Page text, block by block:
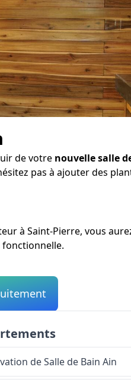
de votre nouvelle salle
pas à ajouter des
à Saint-Pierre, vous
de Salle de Bain Ain